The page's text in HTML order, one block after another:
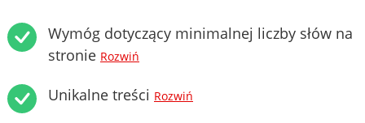
Wymóg dotyczący minimalnej liczby słów na
stronie Rozwiń
Unikalne treści Rozwiń